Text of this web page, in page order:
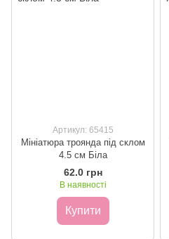
Артикул: 65415
Мініатюра троянда під склом
4.5 см Біла
62.0 грн
В наявності
Купити